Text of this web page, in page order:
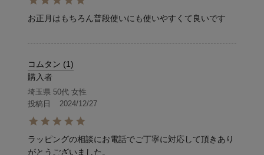
お正月はもちろん普段使いにも使いやすくて良いです
コムタン 1
購入者
埼玉県 50代 女性
投稿日
2024/12/27
ラッピングの相談にお電話でご丁寧に対応して頂きあり
がとうございました。